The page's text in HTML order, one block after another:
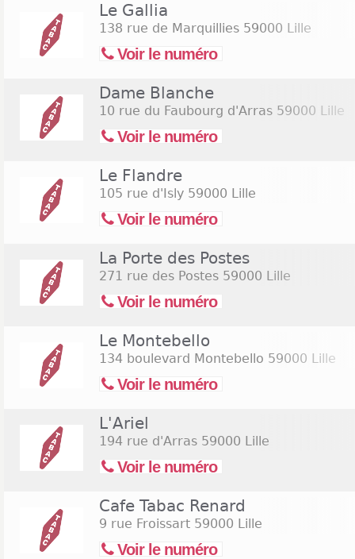
Le Gallia
138 rue de Marquillies 59000 Lille
Voir le numéro
Dame Blanche
10 rue du Faubourg d'Arras 59000 Lille
Voir le numéro
Le Flandre
105 rue d'Isly 59000 Lille
Voir le numéro
La Porte des Postes
271 rue des Postes 59000 Lille
Voir le numéro
Le Montebello
134 boulevard Montebello 59000 Lille
Voir le numéro
L'Ariel
194 rue d'Arras 59000 Lille
Voir le numéro
Cafe Tabac Renard
9 rue Froissart 59000 Lille
Voir le numéro